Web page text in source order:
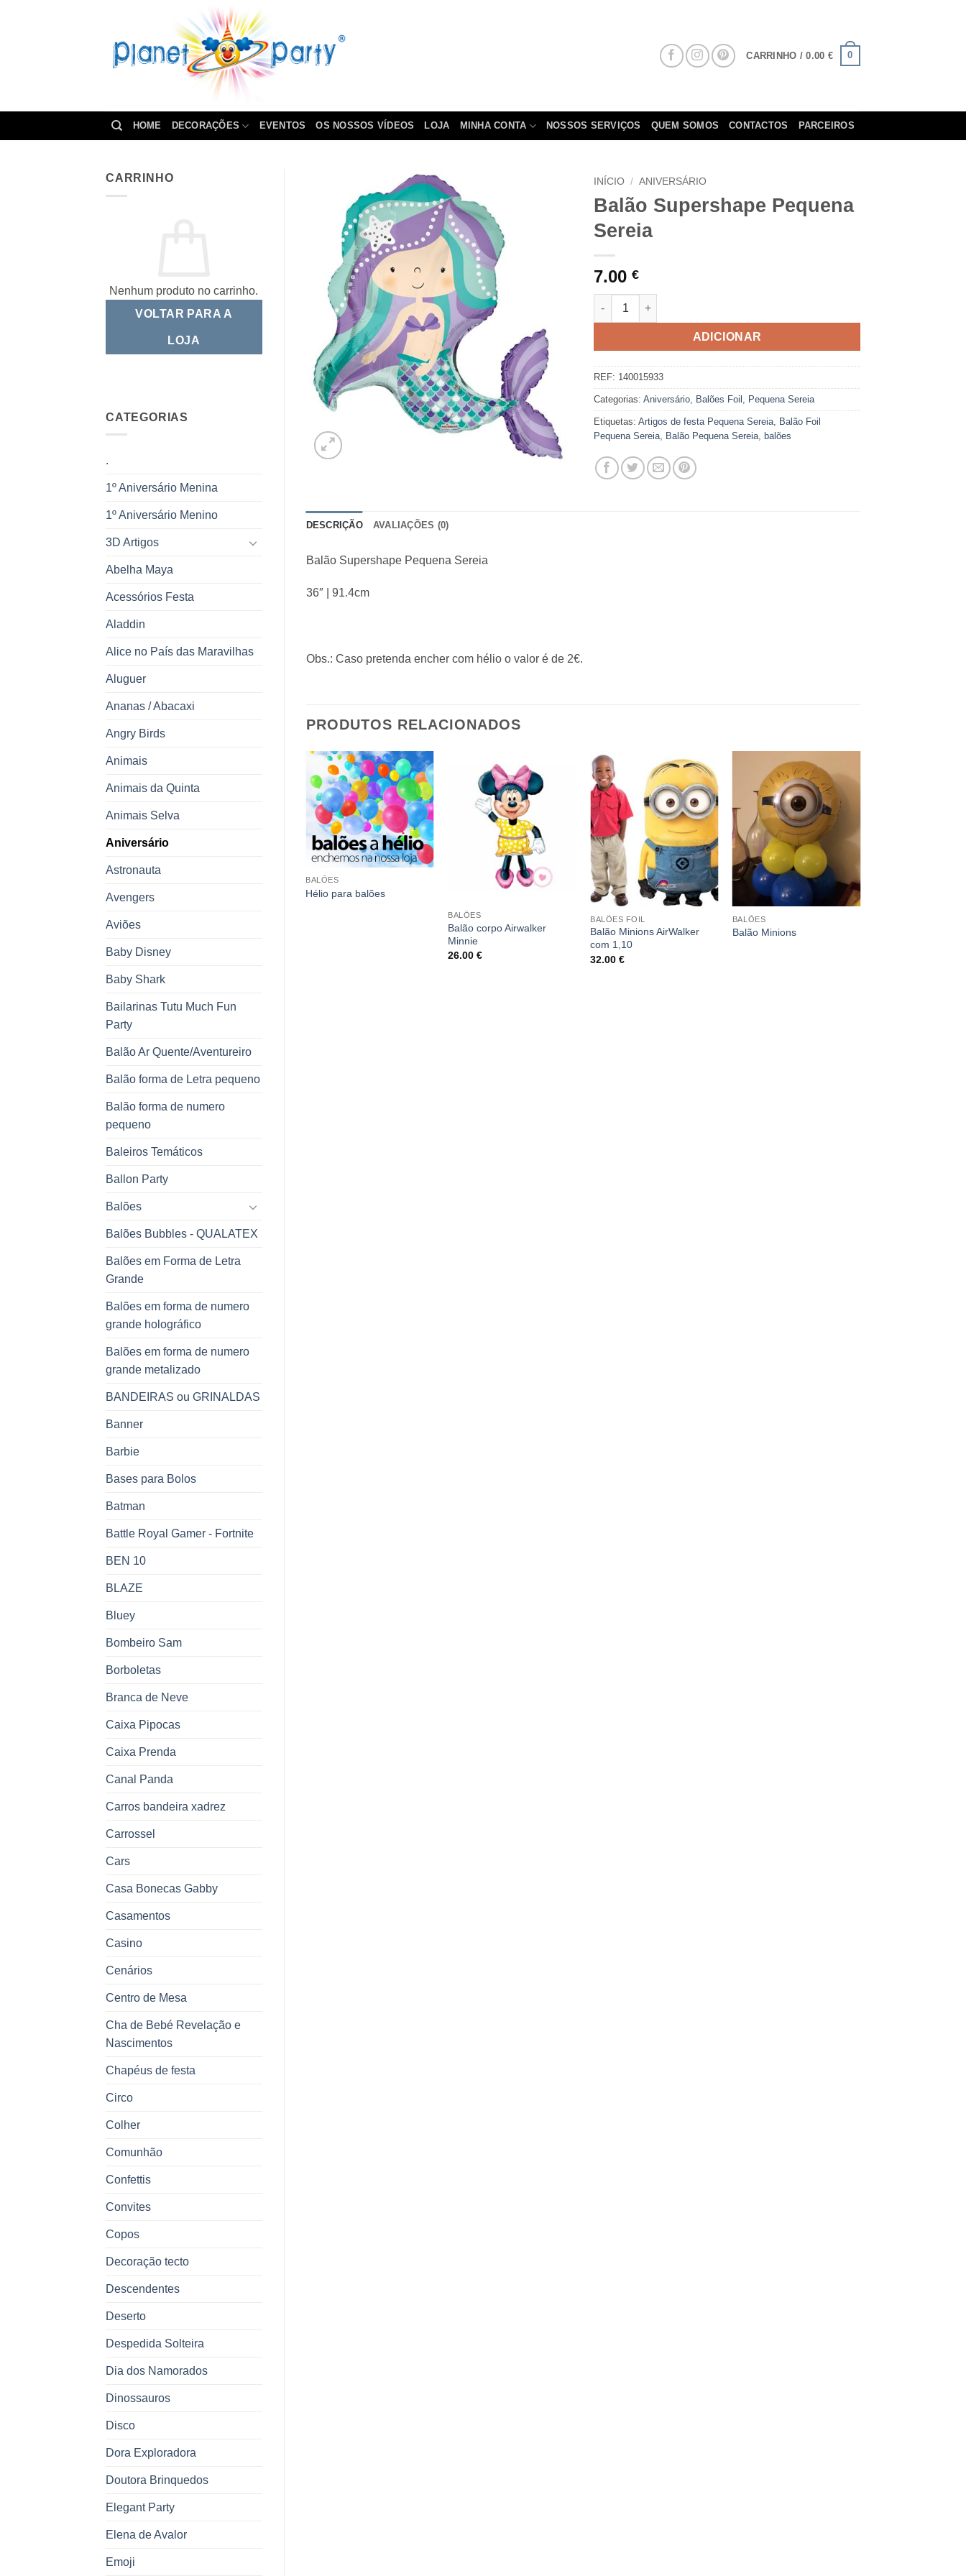
CARRINHO /0.00 € 0
HOME DECORAÇÕES EVENTOS OS NOSSOS VÍDEOS LOJA MINHA CONTA NOSSOS SERVIÇOS QUEM SOMOS CONTACTOS PARCEIROS
CARRINHO
Nenhum produto no carrinho.
VOLTAR PARA A
LOJA
CATEGORIAS
.
1º Aniversário Menina
1º Aniversário Menino
3D Artigos
Abelha Maya
Acessórios Festa
Aladdin
Alice no País das Maravilhas
Aluguer
Ananas / Abacaxi
Angry Birds
Animais
Animais da Quinta
Animais Selva
Aniversário
Astronauta
Avengers
Aviões
Baby Disney
Baby Shark
Bailarinas Tutu Much Fun
Party
Balão Ar Quente/Aventureiro
Balão forma de Letra pequeno
Balão forma de numero
pequeno
Baleiros Temáticos
Ballon Party
Balões
Balões Bubbles - QUALATEX
Balões em Forma de Letra
Grande
Balões em forma de numero
grande holográfico
Balões em forma de numero
grande metalizado
BANDEIRAS ou GRINALDAS
Banner
Barbie
Bases para Bolos
Batman
Battle Royal Gamer - Fortnite
BEN 10
BLAZE
Bluey
Bombeiro Sam
Borboletas
Branca de Neve
Caixa Pipocas
Caixa Prenda
Canal Panda
Carros bandeira xadrez
Carrossel
Cars
Casa Bonecas Gabby
Casamentos
Casino
Cenários
Centro de Mesa
Cha de Bebé Revelação e
Nascimentos
Chapéus de festa
Circo
Colher
Comunhão
Confettis
Convites
Copos
Decoração tecto
Descendentes
Deserto
Despedida Solteira
Dia dos Namorados
Dinossauros
Disco
Dora Exploradora
Doutora Brinquedos
Elegant Party
Elena de Avalor
Emoji
INÍCIO / ANIVERSÁRIO
Balão Supershape Pequena
Sereia
7.00€
Quantidade de Balão Supershape Pequena Sereia
ADICIONAR
REF: 140015933
Categorias:Aniversário Balões Foil Pequena Sereia
Etiquetas:Artigos de festa Pequena Sereia Balão Foil
Pequena Sereia Balão Pequena Sereia ,balões
DESCRIÇÃO AVALIAÇÕES (0)
Balão Supershape Pequena Sereia
36″ | 91.4cm
Obs.: Caso pretenda encher com hélio o valor é de 2€.
PRODUTOS RELACIONADOS
BALÕES
Hélio para balões
BALÕES
Balão corpo Airwalker
Minnie
26.00€
BALÕES FOIL
Balão Minions AirWalker
com 1,10
32.00€
BALÕES
Balão Minions
Balão corpo Airwalker
7.00